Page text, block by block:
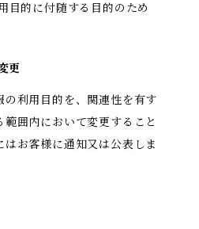
目的に付随する目的のため
更
の利用目的を、関連性を有す
囲内において変更すること
お客様に通知又は公表しま